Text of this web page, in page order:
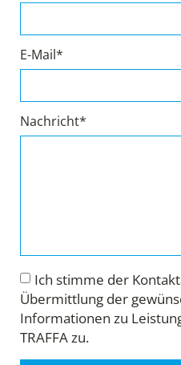
E-Mail*
Nachricht*
Ich stimme der
Übermittlung der
Informationen zu
TRAFFA zu.